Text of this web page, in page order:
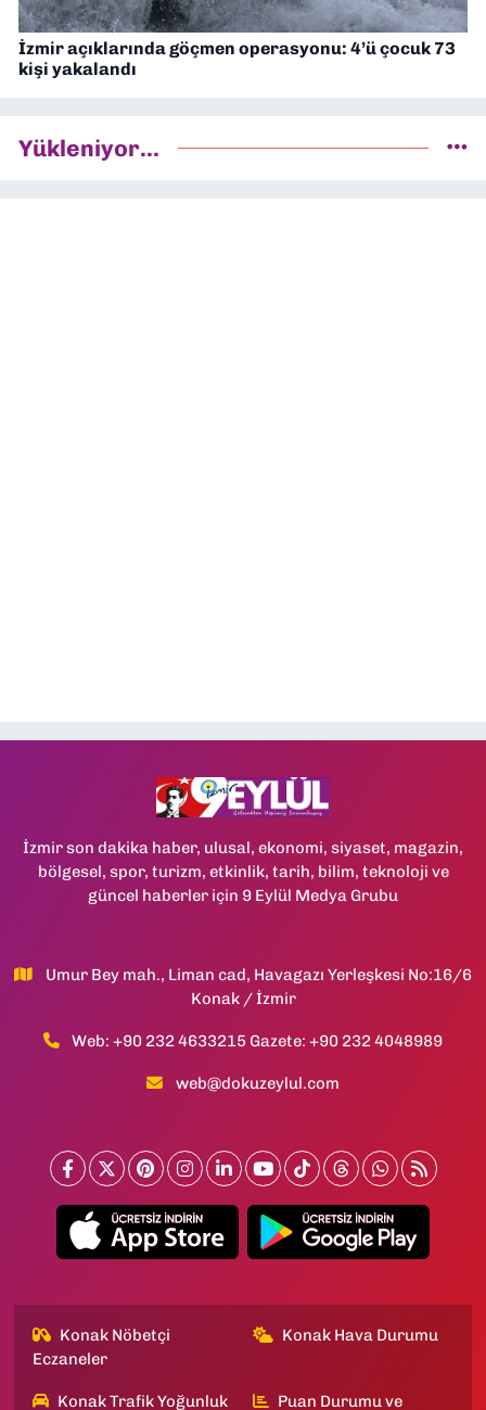
İzmir açıklarında göçmen operasyonu: 4’ü çocuk 73
kişi yakalandı
Yükleniyor...
İzmir son dakika haber, ulusal, ekonomi, siyaset, magazin,
bölgesel, spor, turizm, etkinlik, tarih, bilim, teknoloji ve
güncel haberler için 9 Eylül Medya Grubu
Umur Bey mah., Liman cad, Havagazı Yerleşkesi No:16/6
Konak / İzmir
Web: +90 232 4633215 Gazete: +90 232 4048989
web@dokuzeylul.com
Konak Nöbetçi
Eczaneler
Konak Hava Durumu
Konak Trafik Yoğunluk Puan Durumu ve